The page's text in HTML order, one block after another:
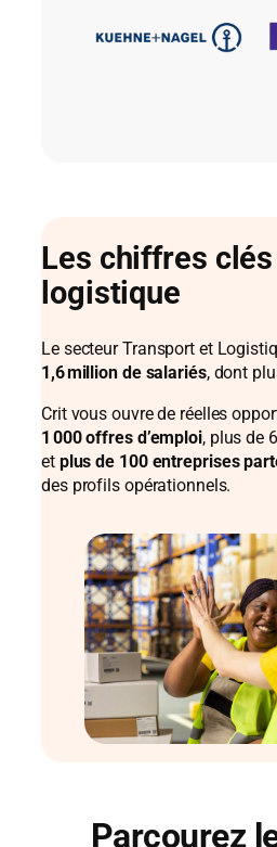
Les chiffres
logistique
Le secteur Transport et
1,6 million de salariés, dont
Crit vous ouvre de réelles
1 000 offres d’emploi, plus de
et plus de 100 entreprises
des profils opérationnels.